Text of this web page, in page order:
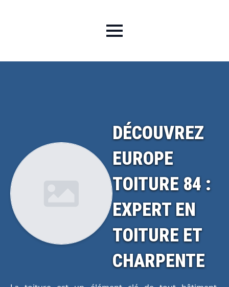
DÉCOUVREZ
EUROPE
TOITURE 84 :
EXPERT EN
TOITURE ET
CHARPENTE